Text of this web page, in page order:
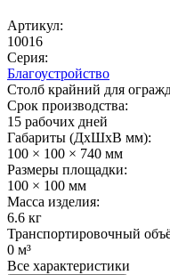
Артикул:
10016
Серия:
Благоустройство
Столб крайний для
Срок производства:
15 рабочих дней
Габариты (ДхШxВ мм):
100 × 100 × 740 мм
Размеры площадки:
100 × 100 мм
Масса изделия:
6.6 кг
Транспортировочный
0 м³
Все характеристики